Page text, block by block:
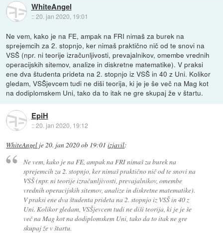
WhiteAngel
::20. jan 2020, 19:01
Ne vem, kako je na FE, ampak na FRI nimaš za burek na
sprejemcih za 2. stopnjo, ker nimaš praktično nič od te snovi na
VSŠ (npr. ni teorije izračunljivosti, prevajalnikov, omembe vrednih
operacijskih sitemov, analize in diskretne matematike). V praksi
ene dva študenta prideta na 2. stopnjo iz VSŠ in 40 z Uni. Kolikor
gledam, VSŠjevcem tudi ne diši teorija, ki je je še več na Mag kot
na dodiplomskem Uni, tako da to itak ne gre skupaj že v štartu.
EpiH
::20. jan 2020, 19:12
WhiteAngel je20. jan 2020 ob 19:01 izjavil:
Ne vem, kako je na FE, ampak na FRI nimaš za burek na
sprejemcih za 2. stopnjo, ker nimaš praktično nič od te snovi na
VSŠ (npr. ni teorije izračunljivosti, prevajalnikov, omembe
vrednih operacijskih sitemov, analize in diskretne matematike).
V praksi ene dva študenta prideta na 2. stopnjo iz VSŠ in 40 z
Uni. Kolikor gledam, VSŠjevcem tudi ne diši teorija, ki je je še
več na Mag kot na dodiplomskem Uni, tako da to itak ne gre
skupaj že v štartu.